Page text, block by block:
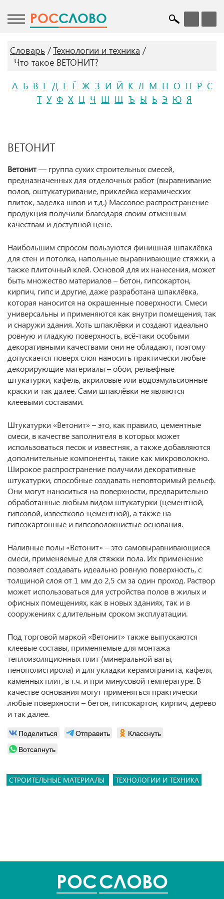
POCСЛОВО
Словарь
Технологии и техника
Что такое ВЕТОНИТ?
А Б В Г Д Е Ё Ж З И Й К Л М Н О П Р С
Т У Ф Х Ц Ч Ш Щ Ъ Ы Ь Э Ю Я
ВЕТОНИТ
Ветонит— группа сухих строительных смесей,
предназначенных для отделочных работ (выравнивание
полов, оштукатуривание, приклейка керамических
плиток, заделка швов и т.д.) Массовое распространение
продукция получили благодаря своим отменным
качествам и доступной цене.
Наибольшим спросом пользуются финишная шпаклёвка
для стен и потолка, напольные выравнивающие стяжки, а
также плиточный клей. Основой для их нанесения, может
быть множество материалов – бетон, гипсокартон,
кирпич, гипс и другие, даже разработана шпаклёвка,
которая наносится на окрашенные поверхности. Смеси
универсальны и применяются как внутри помещения, так
и снаружи здания. Хоть шпаклёвки и создают идеально
ровную и гладкую поверхность, всё-таки особыми
декоративными качествами они не обладают, поэтому
допускается поверх слоя наносить практически любые
декорирующие материалы – обои, рельефные
штукатурки, кафель, акриловые или водоэмульсионные
краски и так далее. Сами шпаклёвки не являются
клеевыми составами.
Штукатурки «Ветонит» – это, как правило, цементные
смеси, в качестве заполнителя в которых может
использоваться песок и известняк, а также добавляются
дополнительные компоненты, такие как микроволокно.
Широкое распространение получили декоративные
штукатурки, способные создавать неповторимый рельеф.
Они могут наноситься на поверхности, предварительно
обработанные любым видом штукатурки (цементной,
гипсовой, известково-цементной), а также на
гипсокартонные и гипсоволокнистые основания.
Наливные полы «Ветонит» – это самовыравнивающиеся
смеси, применяемые для стяжки пола. Их применение
позволяет создавать идеально ровную поверхность, с
толщиной слоя от 1 мм до 2,5 см за один проход. Раствор
может использоваться для устройства полов в жилых и
офисных помещениях, как в новых зданиях, так и в
сооружениях с длительным сроком эксплуатации.
Под торговой маркой «Ветонит» также выпускаются
клеевые составы, применяемые для монтажа
теплоизоляционных плит (минеральной ваты,
пенополистирола) и для укладки керамогранита, кафеля,
каменных плит, в т.ч. и при минусовой температуре. В
качестве основания могут применяться практически
любые поверхности – бетон, гипсокартон, кирпич, дерево
и так далее.
Поделиться Отправить
Класснуть
Вотсапнуть
СТРОИТЕЛЬНЫЕ МАТЕРИАЛЫ ТЕХНОЛОГИИ И ТЕХНИКА
POCСЛОВО